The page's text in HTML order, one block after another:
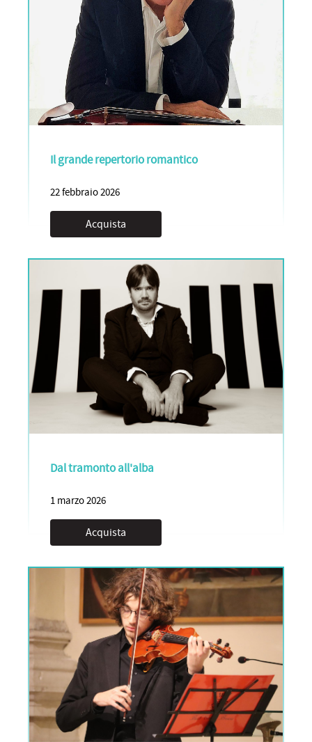
Il grande repertorio romantico
22 febbraio 2026
Acquista
Dal tramonto all'alba
1 marzo 2026
Acquista